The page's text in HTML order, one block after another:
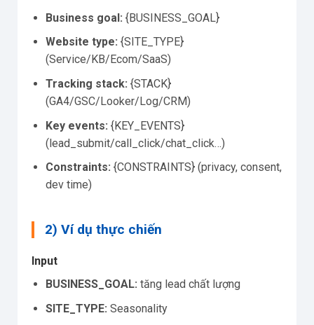
Business goal: {BUSINESS_GOAL}
Website type: {SITE_TYPE}
(Service/KB/Ecom/SaaS)
Tracking stack: {STACK}
(GA4/GSC/Looker/Log/CRM)
Key events: {KEY_EVENTS}
(lead_submit/call_click/chat_click…)
Constraints: {CONSTRAINTS} (privacy, consent,
dev time)
2) Ví dụ thực chiến
Input
BUSINESS_GOAL: tăng lead chất lượng
SITE_TYPE: Seasonality